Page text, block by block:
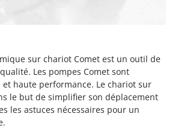
lame pour tracteur
et Hachettes
sur chariot Comet est un outil de
Les pompes Comet sont
haute performance. Le chariot sur
le but de simplifier son déplacement
les astuces nécessaires pour un